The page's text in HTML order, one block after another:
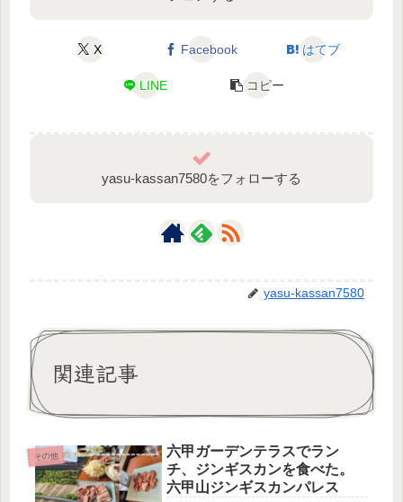
X Facebook はてブ
LINE コピー
yasu-kassan7580をフォローする
yasu-kassan7580
関連記事
その他
六甲ガーデンテラスでラン
チ、ジンギスカンを食べた。
六甲山ジンギスカンパレス